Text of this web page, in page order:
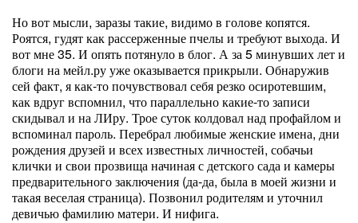
Но вот мысли, заразы такие, видимо в голове копятся.
Роятся, гудят как рассерженные пчелы и требуют выхода. И
вот мне 35. И опять потянуло в блог. А за 5 минувших лет и
блоги на мейл.ру уже оказывается прикрыли. Обнаружив
сей факт, я как-то почувствовал себя резко осиротевшим,
как вдруг вспомнил, что параллельно какие-то записи
скидывал и на ЛИру. Трое суток колдовал над профайлом и
вспоминал пароль. Перебрал любимые женские имена, дни
рождения друзей и всех известных личностей, собачьи
клички и свои прозвища начиная с детского сада и камеры
предварительного заключения (да-да, была в моей жизни и
такая веселая страница). Позвонил родителям и уточнил
девичью фамилию матери. И нифига.